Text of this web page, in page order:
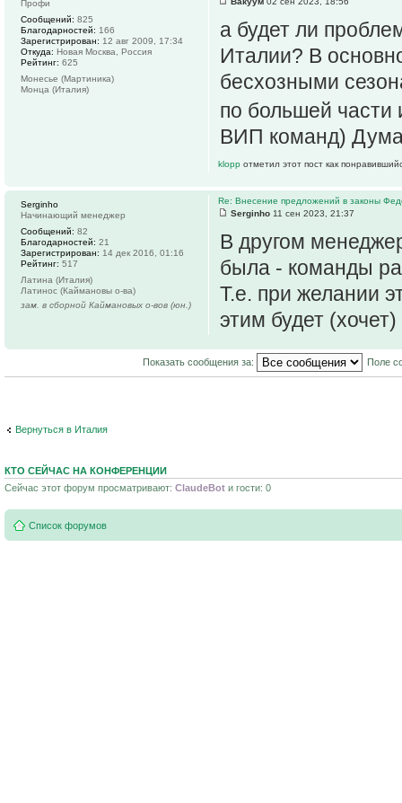
а будет ли
Италии? В
бесхозными
по большей части
ВИП команд)
klopp отметил этот пост как
Профи
Сообщений: 825
Благодарностей: 166
Зарегистрирован: 12 авг 2009, 17:34
Откуда: Новая Москва, Россия
Рейтинг: 625
Монесье (Мартиника)
Монца (Италия)
Re: Внесение предложений в законы
Serginho 11 сен 2023, 21:37
В другом
была - команды
Т.е. при желании
этим будет
Serginho
Начинающий менеджер
Сообщений: 82
Благодарностей: 21
Зарегистрирован: 14 дек 2016, 01:16
Рейтинг: 517
Латина (Италия)
Латинос (Каймановы о-ва)
зам. в сборной Каймановых о-вов (юн.)
Показать сообщения за: Поле
Вернуться в Италия
КТО СЕЙЧАС НА КОНФЕРЕНЦИИ
Сейчас этот форум просматривают: ClaudeBot и гости: 0
Список форумов